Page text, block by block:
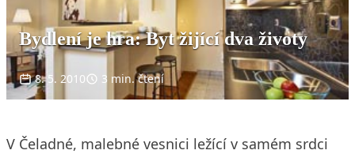
Bydlení je hra: Byt žijící dva životy
8. 5. 2010 3 min. čtení
V Čeladné, malebné vesnici ležící v samém srdci